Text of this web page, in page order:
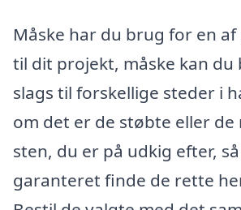
Måske har du brug for en
til dit projekt, måske kan du
slags til forskellige steder i
om det er de støbte eller
sten, du er på udkig efter,
garanteret finde de rette